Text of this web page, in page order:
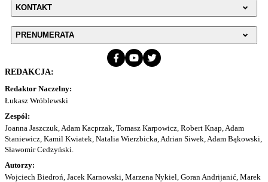
KONTAKT
PRENUMERATA
REDAKCJA:
Redaktor Naczelny:
Łukasz Wróblewski
Zespół:
Joanna Jaszczuk, Adam Kacprzak, Tomasz Karpowicz, Robert Knap, Adam
Staniewicz, Kamil Kwiatek, Natalia Wierzbicka, Adrian Siwek, Adam Bąkowski,
Sławomir Cedzyński.
Autorzy:
Wojciech Biedroń, Jacek Karnowski, Marzena Nykiel, Goran Andrijanić, Marek